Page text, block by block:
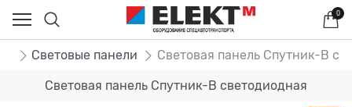
0
Световые панели Световая панель Спутник-В
Световая панель Спутник-В светодиодная